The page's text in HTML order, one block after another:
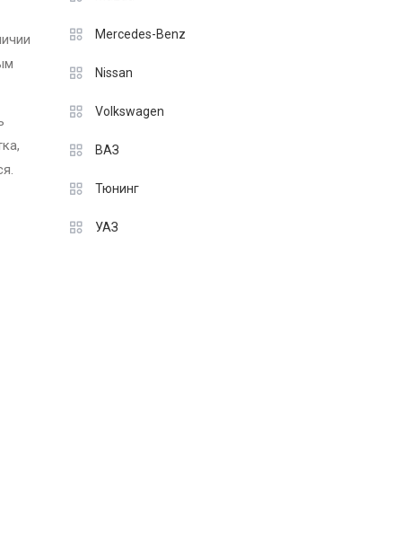
Mercedes-Benz
Nissan
Volkswagen
ВАЗ
Тюнинг
УАЗ